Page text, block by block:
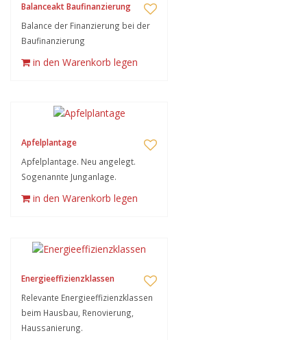
Balanceakt Baufinanzierung
Balance der Finanzierung bei der
Baufinanzierung
in den Warenkorb legen
Apfelplantage
Apfelplantage. Neu angelegt.
Sogenannte Junganlage.
in den Warenkorb legen
Energieeffizienzklassen
Relevante Energieeffizienzklassen
beim Hausbau, Renovierung,
Haussanierung.